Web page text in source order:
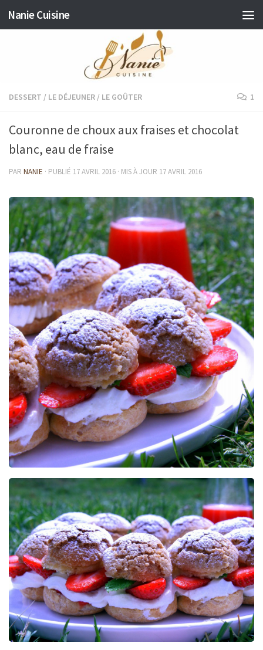
Skip to content
Nanie Cuisine
DESSERT / LE DÉJEUNER / LE GOÛTER 1
Couronne de choux aux fraises et chocolat
blanc, eau de fraise
PAR NANIE · PUBLIÉ 17 AVRIL 2016 · MIS À JOUR 17 AVRIL 2016